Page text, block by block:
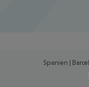
Spanien |